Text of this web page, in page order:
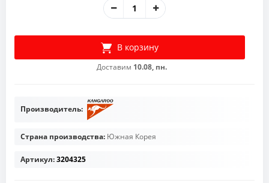
В корзину
Доставим 10.08, пн.
Производитель:
Страна производства: Южная Корея
Артикул:3204325